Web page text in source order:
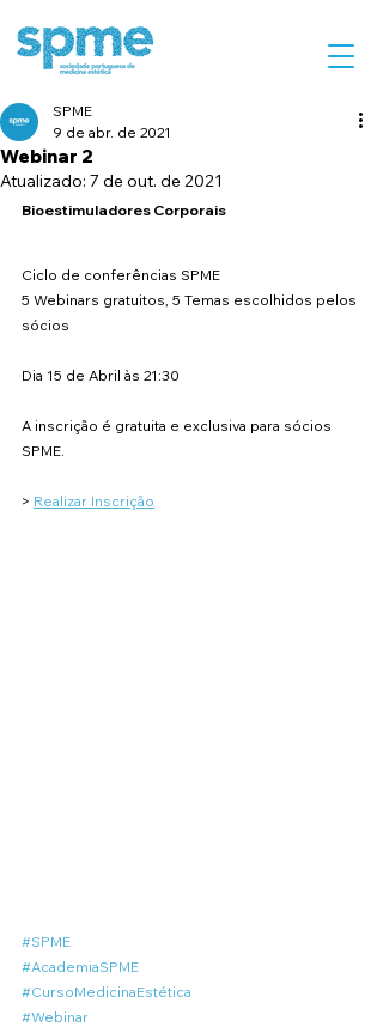
Webinar 2
SPME
9 de abr. de 2021
Atualizado: 7 de out. de 2021
Bioestimuladores Corporais
Ciclo de conferências SPME
5 Webinars gratuitos, 5 Temas escolhidos pelos
sócios
Dia 15 de Abril às 21:30​
A inscrição é gratuita e exclusiva para sócios
SPME.
> Realizar Inscrição
#SPME
#AcademiaSPME
#CursoMedicinaEstética
#Webinar